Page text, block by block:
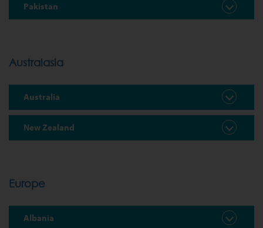
Pakistan
Australasia
Australia
New Zealand
Europe
Albania